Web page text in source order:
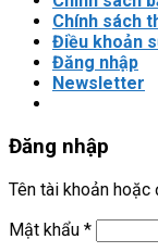
Chính sách
Điều khoản
Đăng nhập
Newsletter
Đăng nhập
Tên tài khoản hoặc
Mật khẩu *